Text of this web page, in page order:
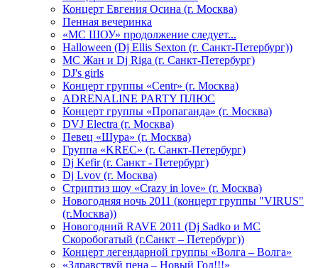
Концерт Евгения Осина (г. Москва)
Пенная вечеринка
«МС ШОУ» продолжение следует...
Halloween (Dj Ellis Sexton (г. Санкт-Петербург))
МС Жан и Dj Riga (г. Санкт-Петербург)
DJ's girls
Концерт группы «Centr» (г. Москва)
ADRENALINE PARTY ПЛЮС
Концерт группы «Пропаганда» (г. Москва)
DVJ Electra (г. Москва)
Певец «Шура» (г. Москва)
Группа «KREC» (г. Санкт-Петербург)
Dj Kefir (г. Санкт - Петербург)
Dj Lvov (г. Москва)
Стриптиз шоу «Crazy in love» (г. Москва)
Новогодняя ночь 2011 (концерт группы "VIRUS"
(г.Москва))
Новогодний RAVE 2011 (Dj Sadko и MC
Скоробогатый (г.Санкт – Петербург))
Концерт легендарной группы «Волга – Волга»
«Здравствуй пена – Новый Год!!!»